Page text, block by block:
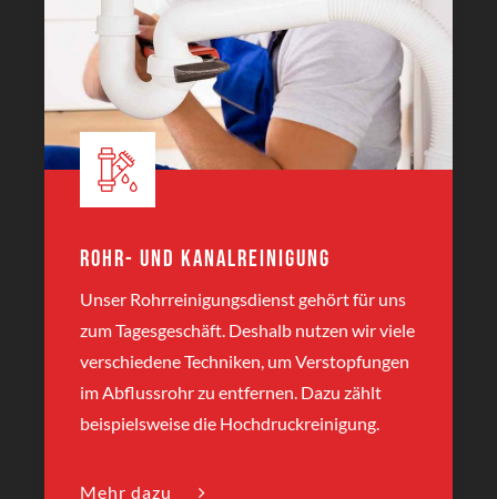
Rohr- und Kanalreinigung
Unser Rohrreinigungsdienst gehört für uns
zum Tagesgeschäft. Deshalb nutzen wir viele
verschiedene Techniken, um Verstopfungen
im Abflussrohr zu entfernen. Dazu zählt
beispielsweise die Hochdruckreinigung.
Mehr dazu